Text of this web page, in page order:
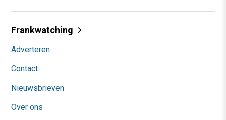
Frankwatching
Adverteren
Contact
Nieuwsbrieven
Over ons